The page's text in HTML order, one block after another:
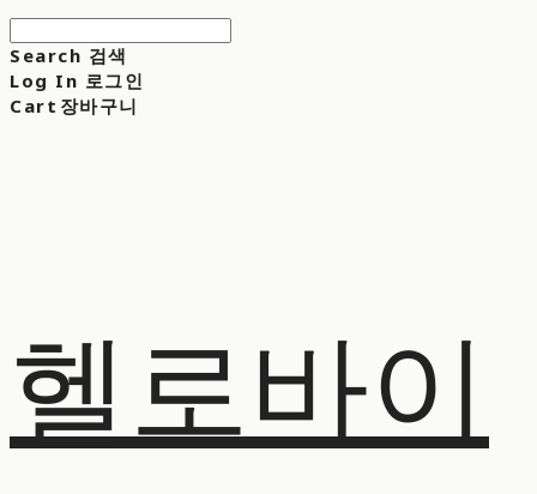
Search 검색
Log In 로그인
Cart 장바구니
헬로바이